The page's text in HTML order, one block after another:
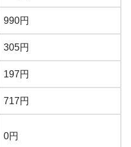
990円
305円
197円
717円
0円